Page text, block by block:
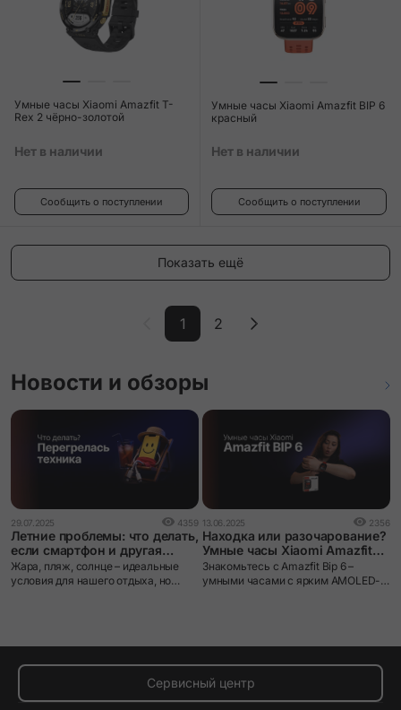
Умные часы Xiaomi Amazfit T-
Rex 2 чёрно-золотой
Нет в наличии
Сообщить о поступлении
Умные часы Xiaomi Amazfit BIP 6
красный
Нет в наличии
Сообщить о поступлении
Показать ещё
1 2
Новости и обзоры
29.07.2025 4359
Летние проблемы: что делать,
если смартфон и другая
техника перегрелись на
пляже?
Жара, пляж, солнце – идеальные
условия для нашего отдыха, но
начинает тормозить или внезапно
отключается. Чаще всего причина –
перегрев. В этой статье простыми
13.06.2025 2356
Находка или разочарование?
Умные часы Xiaomi Amazfit
BIP 6
Знакомьтесь с Amazfit Bip 6 –
умными часами с ярким AMOLED-
Сервисный центр